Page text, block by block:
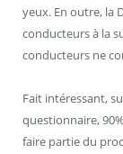
yeux. En outre, la
conducteurs à la
conducteurs ne
Fait intéressant,
questionnaire,
faire partie du